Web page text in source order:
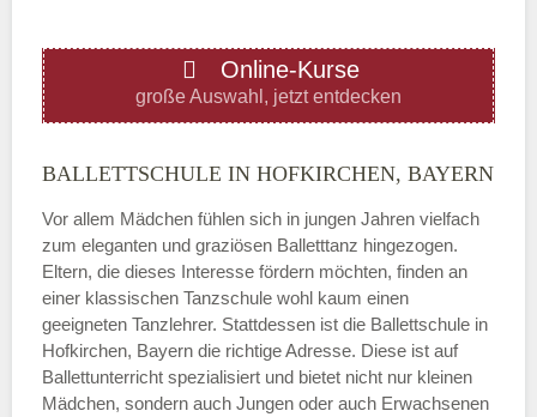
Donnerstag
—
ÖFFNUNGSZEITEN HINZUFÜGEN
Freitag
—
Online-Kurse
große Auswahl, jetzt entdecken
BALLETTSCHULE IN HOFKIRCHEN, BAYERN
Vor allem Mädchen fühlen sich in jungen Jahren vielfach
zum eleganten und graziösen Balletttanz hingezogen.
Eltern, die dieses Interesse fördern möchten, finden an
einer klassischen Tanzschule wohl kaum einen
geeigneten Tanzlehrer. Stattdessen ist die Ballettschule in
Hofkirchen, Bayern die richtige Adresse. Diese ist auf
Ballettunterricht spezialisiert und bietet nicht nur kleinen
Mädchen, sondern auch Jungen oder auch Erwachsenen